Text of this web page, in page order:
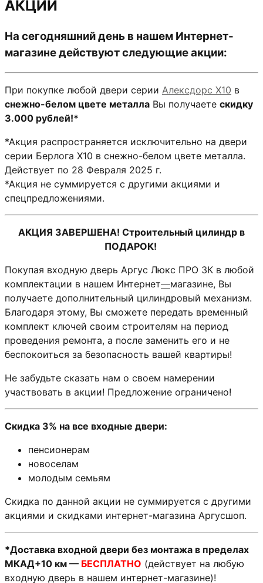
АКЦИИ
На сегодняшний день в нашем Интернет-
магазине действуют следующие акции:
При покупке любой двери серии Алексдорс X10 в
снежно-белом цвете металла Вы получаете скидку
3.000 рублей!*
*Акция распространяется исключительно на двери
серии Берлога Х10 в снежно-белом цвете металла.
Действует по 28 Февраля 2025 г.
*Акция не суммируется с другими акциями и
спецпредложениями.
АКЦИЯ ЗАВЕРШЕНА! Строительный цилиндр в
ПОДАРОК!
Покупая входную дверь Аргус Люкс ПРО 3К в любой
комплектации в нашем Интернет—магазине, Вы
получаете дополнительный цилиндровый механизм.
Благодаря этому, Вы сможете передать временный
комплект ключей своим строителям на период
проведения ремонта, а после заменить его и не
беспокоиться за безопасность вашей квартиры!
Не забудьте сказать нам о своем намерении
участвовать в акции! Предложение ограничено!
Скидка 3% на все входные двери:
пенсионерам
новоселам
молодым семьям
Скидка по данной акции не суммируется с другими
акциями и скидками интернет-магазина Аргусшоп.
*Доставка входной двери без монтажа в пределах
МКАД+10 км — БЕСПЛАТНО (действует на любую
входную дверь в нашем интернет-магазине)!